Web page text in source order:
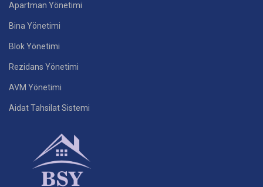
Apartman Yönetimi
Bina Yönetimi
Blok Yönetimi
Rezidans Yönetimi
AVM Yönetimi
Aidat Tahsilat Sistemi